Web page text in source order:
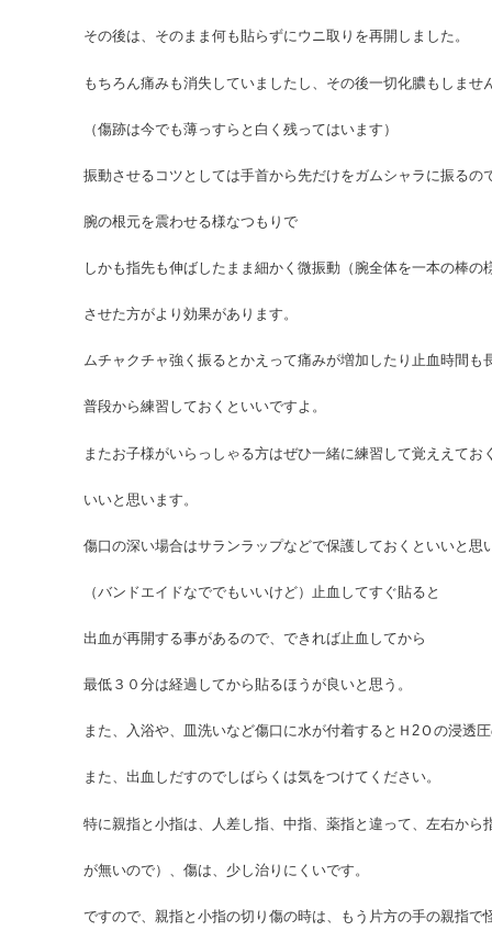
その後は、そのまま何も貼らずにウニ取りを再開しました。
もちろん痛みも消失していましたし、その後一切化膿もしませ
（傷跡は今でも薄っすらと白く残ってはいます）
振動させるコツとしては手首から先だけをガムシャラに振るの
腕の根元を震わせる様なつもりで
しかも指先も伸ばしたまま細かく微振動（腕全体を一本の棒の
させた方がより効果があります。
ムチャクチャ強く振るとかえって痛みが増加したり止血時間も
普段から練習しておくといいですよ。
またお子様がいらっしゃる方はぜひ一緒に練習して覚ええてお
いいと思います。
傷口の深い場合はサランラップなどで保護しておくといいと思
（バンドエイドなででもいいけど）止血してすぐ貼ると
出血が再開する事があるので、できれば止血してから
最低３０分は経過してから貼るほうが良いと思う。
また、入浴や、皿洗いなど傷口に水が付着するとＨ2Ｏの浸透
また、出血しだすのでしばらくは気をつけてください。
特に親指と小指は、人差し指、中指、薬指と違って、左右か
が無いので）、傷は、少し治りにくいです。
ですので、親指と小指の切り傷の時は、もう片方の手の親指で